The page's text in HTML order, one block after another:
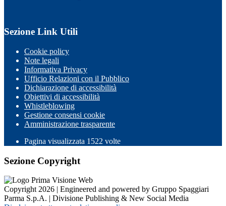
Sezione Link Utili
Cookie policy
Note legali
Informativa Privacy
Ufficio Relazioni con il Pubblico
Dichiarazione di accessibilità
Obiettivi di accessibilità
Whistleblowing
Gestione consensi cookie
Amministrazione trasparente
Pagina visualizzata 1522 volte
Sezione Copyright
Copyright 2026 | Engineered and powered by Gruppo Spaggiari
Parma S.p.A. | Divisione Publishing & New Social Media